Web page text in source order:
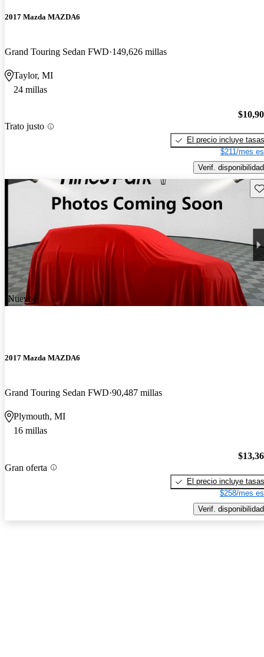
2017 Mazda MAZDA6
Grand Touring Sedan FWD 149,626 millas
Taylor, MI
24 millas
Trato justo
El precio incluye tasas
$211/mes
Verif. disponibilidad
¡Nuevo!
2017 Mazda MAZDA6
Grand Touring Sedan FWD 90,487 millas
Plymouth, MI
16 millas
Gran oferta
El precio incluye tasas
$258/mes
Verif. disponibilidad